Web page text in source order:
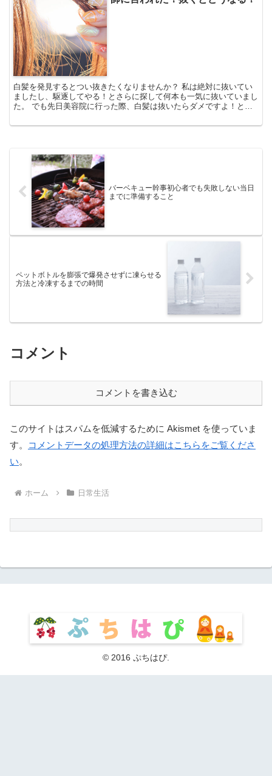
白髪を発見するとつい抜きたくなりませんか？ 私は絶対に抜いてい
ましたし、駆逐してやる！とさらに探して何本も一気に抜いていまし
た。 でも先日美容院に行った際、白髪は抜いたらダメですよ！と美
バーベキュー幹事初心者でも失敗しない当日
までに準備すること
ペットボトルを膨張で爆発させずに凍らせる
方法と冷凍するまでの時間
コメント
コメントを書き込む
このサイトはスパムを低減するために Akismet を使っていま
す。
コメントデータの処理方法の詳細はこちらをご覧くださ
い。
ホーム 日常生活
© 2016 ぷちはぴ.